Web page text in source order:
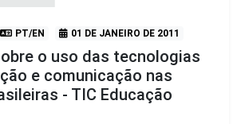
PT/EN 01 DE JANEIRO DE 2011
o uso das tecnologias
e comunicação nas
- TIC Educação